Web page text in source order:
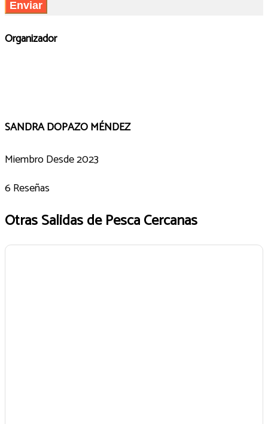
Organizador
SANDRA DOPAZO MÉNDEZ
Miembro Desde 2023
6 Reseñas
Otras Salidas de Pesca Cercanas